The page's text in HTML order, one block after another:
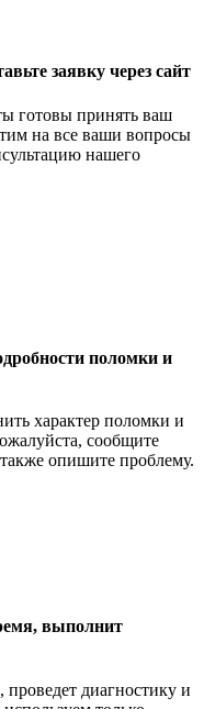
заявку через сайт
готовы принять ваш
на все ваши вопросы
нашего
поломки и
характер поломки и
сообщите
опишите проблему.
выполнит
проведет диагностику и